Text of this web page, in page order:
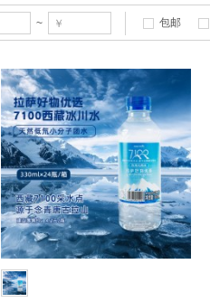
~ 包邮